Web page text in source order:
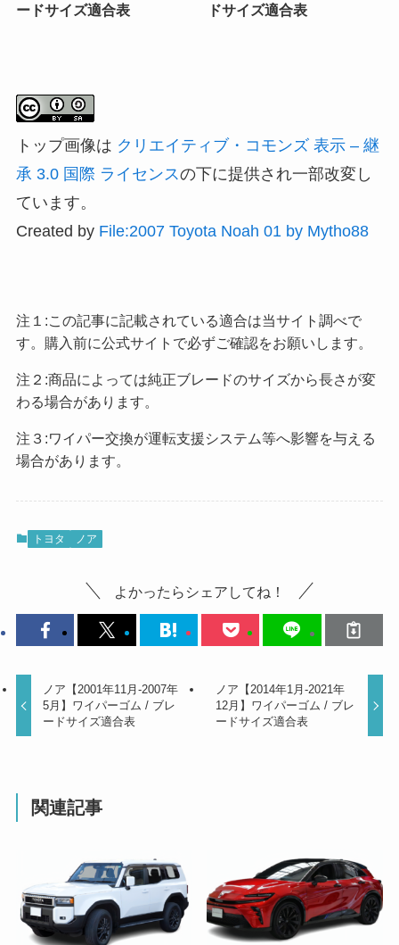
ードサイズ適合表
ドサイズ適合表
トップ画像は クリエイティブ・コモンズ 表示 – 継
承 3.0 国際 ライセンスの下に提供され一部改変し
ています。
Created by File:2007 Toyota Noah 01 by Mytho88
注１:この記事に記載されている適合は当サイト調べで
す。購入前に公式サイトで必ずご確認をお願いします。
注２:商品によっては純正ブレードのサイズから長さが変
わる場合があります。
注３:ワイパー交換が運転支援システム等へ影響を与える
場合があります。
トヨタ ノア
よかったらシェアしてね！
ノア【2001年11月-2007年
5月】ワイパーゴム / ブレ
ードサイズ適合表
ノア【2014年1月-2021年
12月】ワイパーゴム / ブレ
ードサイズ適合表
関連記事